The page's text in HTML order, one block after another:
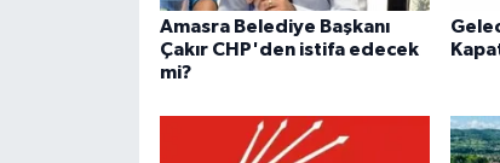
Amasra Belediye Başkanı
Çakır CHP'den istifa edecek
mi?